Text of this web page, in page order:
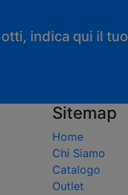
indica qui il tuo
Sitemap
Home
Chi Siamo
Catalogo
Outlet